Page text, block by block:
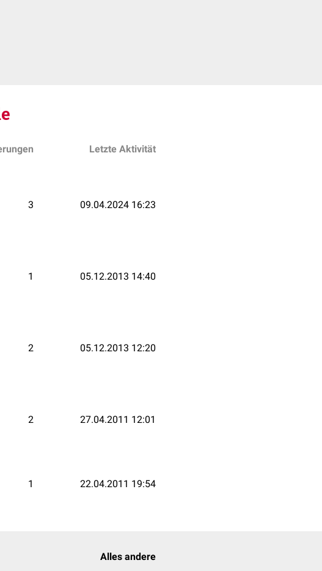
Letzte Aktivität
3 09.04.2024 16:23
1 05.12.2013 14:40
2 05.12.2013 12:20
2 27.04.2011 12:01
1 22.04.2011 19:54
Alles andere